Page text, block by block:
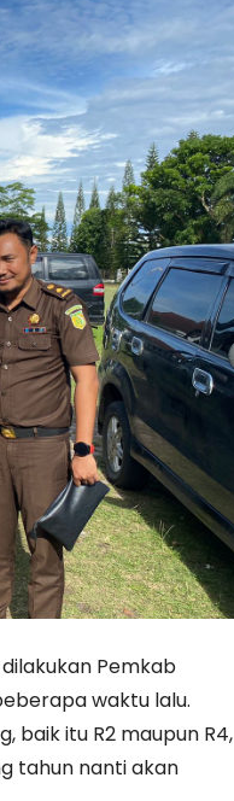
Pemkab
waktu lalu.
baik itu R2 maupun R4,
tahun nanti akan